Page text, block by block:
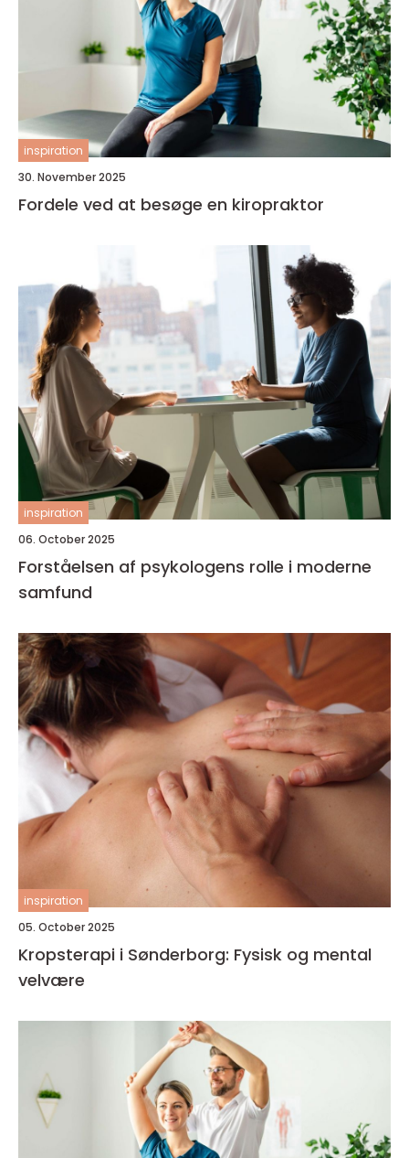
inspiration
30. November 2025
Fordele ved at besøge en kiropraktor
inspiration
06. October 2025
Forståelsen af psykologens rolle i moderne
samfund
inspiration
05. October 2025
Kropsterapi i Sønderborg: Fysisk og mental
velvære